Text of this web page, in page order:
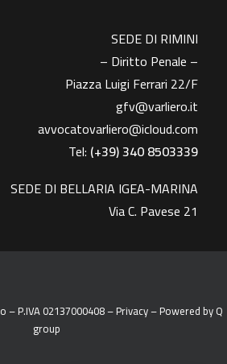
SEDE DI RIMINI
– Diritto Penale –
Piazza Luigi Ferrari 22/F
gfv@varliero.it
avvocatovarliero@icloud.com
Tel: (+39) 340 8503339
SEDE DI BELLARIA IGEA-MARINA
Via C. Pavese 21
– P.IVA 02137000408 –Privacy– Powered byQ
group